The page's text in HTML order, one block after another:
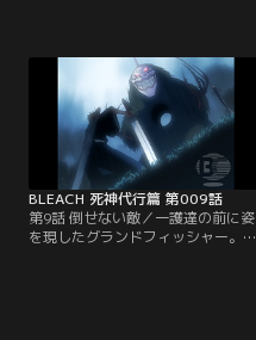
が、その能力で強化された足技に苦
戦をしいられて取り逃がしてしま
う。さらに戦闘の最中にルキアの伝
令神機（でんれいしんき）に尸魂界
からホロウ出現の連絡が入るが、電
池切れで正確な位置が分からない。
【提供：バンダイチャンネル】
BLEACH 死神代行篇 第009話
第9話 倒せない敵／一護達の前に姿
を現したグランドフィッシャー。疑